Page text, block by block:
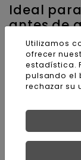
Ideal
antes de
este
Nombre y
Utilizamos
ofrecer
estadística.
pulsando el
rechazar su